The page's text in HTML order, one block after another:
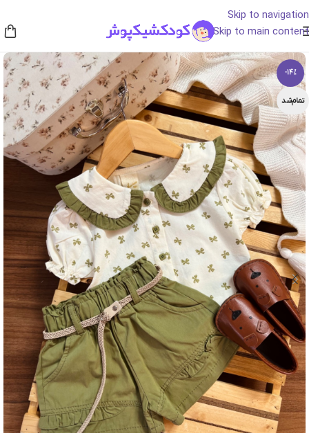
Skip to navigation
Skip to main content
-14%
تمام‌شد